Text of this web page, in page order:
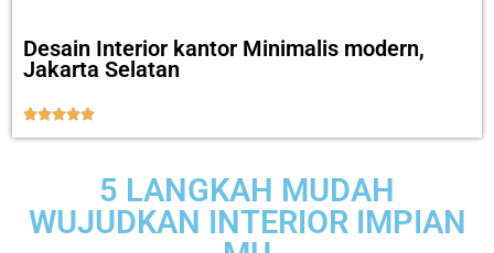
Desain Interior kantor Minimalis modern,
Jakarta Selatan

5 LANGKAH MUDAH
WUJUDKAN INTERIOR IMPIAN